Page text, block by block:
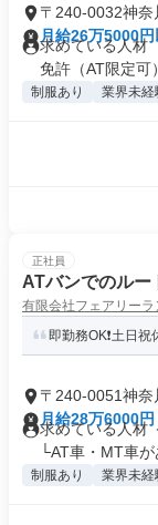
〒240-0032神奈
月給26万5000円
求めている人材
免許（AT限定可
制服あり 業界未経
正社員
ATバンでのルー
有限会社フェアリーラ
即勤務OK❗土日祝
〒240-0051神奈
田町
月給28万6000円
求めている人材
└AT車・MT車が
制服あり 業界未経